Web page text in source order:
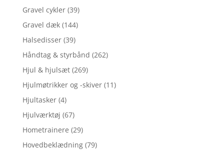
Gravel cykler (39)
Gravel dæk (144)
Halsedisser (39)
Håndtag & styrbånd (262)
Hjul & hjulsæt (269)
Hjulmøtrikker og -skiver (11)
Hjultasker (4)
Hjulværktøj (67)
Hometrainere (29)
Hovedbeklædning (79)